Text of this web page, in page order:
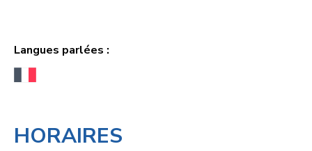
Langues parlées :
HORAIRES